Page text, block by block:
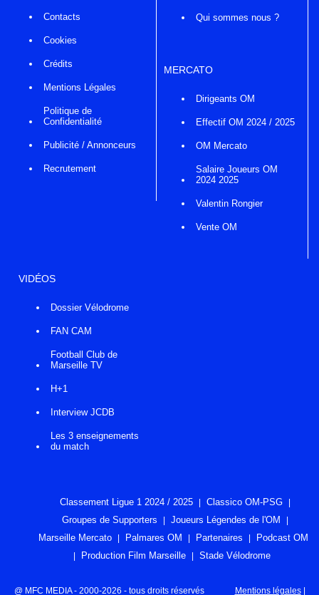
Contacts
Cookies
Crédits
Mentions Légales
Politique de
Confidentialité
Publicité / Annonceurs
Recrutement
Qui sommes nous ?
MERCATO
Dirigeants OM
Effectif OM 2024 / 2025
OM Mercato
Salaire Joueurs OM
2024 2025
Valentin Rongier
Vente OM
VIDÉOS
Dossier Vélodrome
FAN CAM
Football Club de
Marseille TV
H+1
Interview JCDB
Les 3 enseignements
du match
Classement Ligue 1 2024 / 2025
Classico OM-PSG
Groupes de Supporters
Joueurs Légendes de l'OM
Marseille Mercato
Palmares OM Partenaires
Podcast OM
Production Film Marseille
Stade Vélodrome
@ MFC MEDIA - 2000-2026 - tous droits réservés Mentions légales|